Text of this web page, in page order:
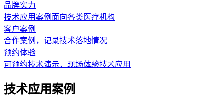
品牌实力
技术应用案例面向各类医疗机构
客户案例
合作案例，记录技术落地情况
预约体验
可预约技术演示，现场体验技术应用
技术应用案例